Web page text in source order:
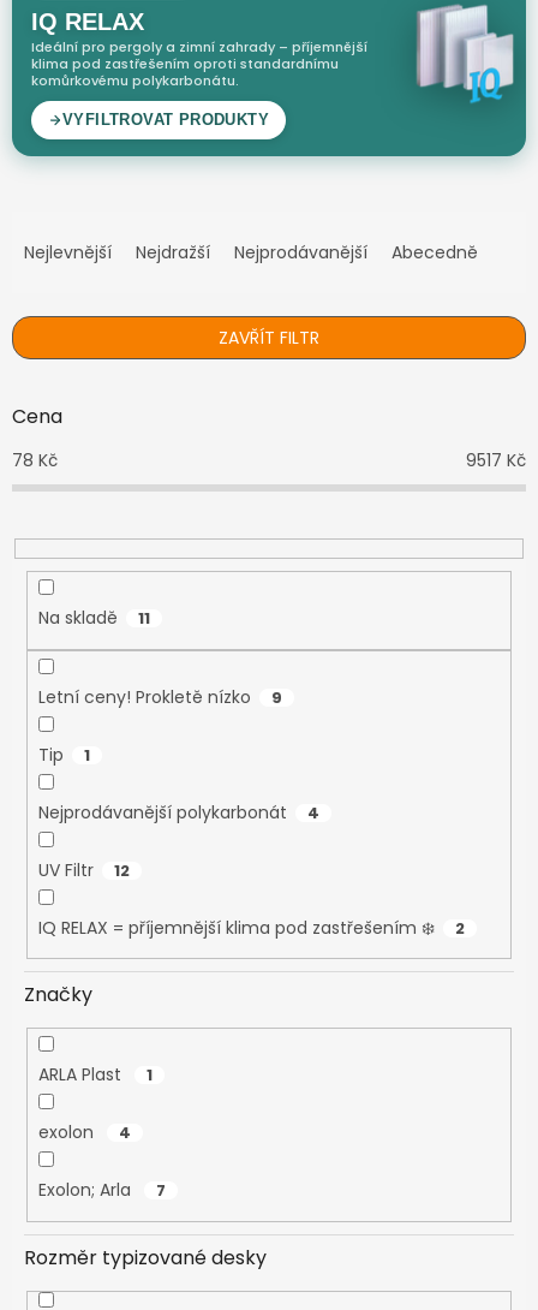
a
n
í
r
d
u
t
ů
Nejlevnější Nejdražší Nejprodávanější Abecedně
ZAVŘÍT FILTR
Cena
78 Kč 9517 Kč
Na skladě 11
Letní ceny! Prokletě nízko 9
Tip 1
Nejprodávanější polykarbonát 4
UV Filtr 12
IQ RELAX = příjemnější klima pod zastřešením ❄️ 2
Značky
ARLA Plast 1
exolon 4
Exolon; Arla 7
Rozměr typizované desky